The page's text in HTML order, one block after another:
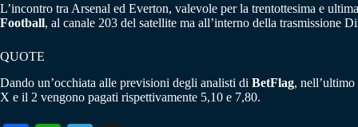
L’incontro tra Arsenal ed Everton, valevole per la trentottesima e
Football, al canale 203 del satellite ma all’interno della trasmissione
QUOTE
Dando un’occhiata alle previsioni degli analisti di BetFlag,
X e il 2 vengono pagati rispettivamente 5,10 e 7,80.